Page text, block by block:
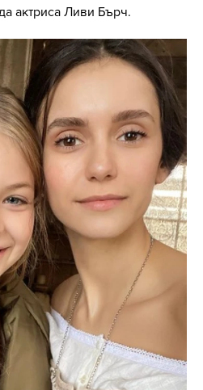
актриса Ливи Бърч.